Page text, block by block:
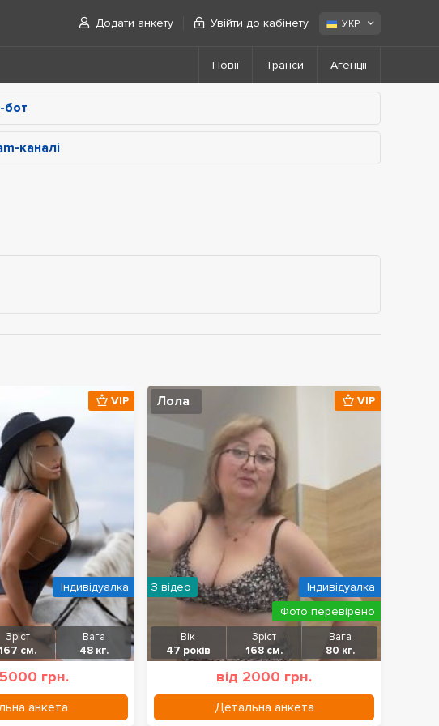
Додати анкету Увійти до кабінету УКР
Повії Транси Агенції
бот
каналі
Зріст
см.
Вага
48 кг.
грн.
анкета
VIP
Індивідуалка
Лола
Вік
47 років
Зріст
168 см.
Вага
80 кг.
від 2000 грн.
Детальна анкета
VIP
З відео
Фото перевірено
Індивідуалка